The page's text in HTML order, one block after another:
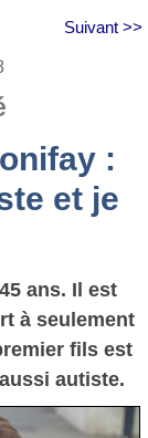
Suivant >>
:
et je
ans. Il est
à seulement
fils est
autiste.